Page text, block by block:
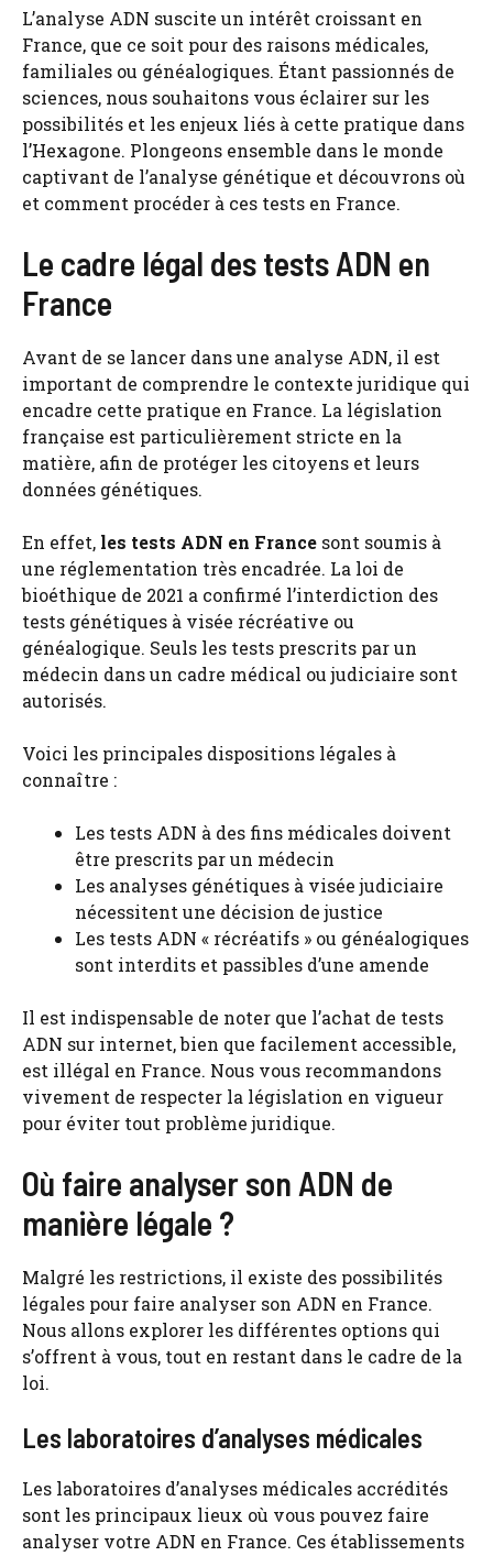
L’analyse ADN suscite un intérêt croissant en
France, que ce soit pour des raisons médicales,
familiales ou généalogiques. Étant passionnés de
sciences, nous souhaitons vous éclairer sur les
possibilités et les enjeux liés à cette pratique dans
l’Hexagone. Plongeons ensemble dans le monde
captivant de l’analyse génétique et découvrons où
et comment procéder à ces tests en France.
Le cadre légal des tests ADN en
France
Avant de se lancer dans une analyse ADN, il est
important de comprendre le contexte juridique qui
encadre cette pratique en France. La législation
française est particulièrement stricte en la
matière, afin de protéger les citoyens et leurs
données génétiques.
En effet, les tests ADN en France sont soumis à
une réglementation très encadrée. La loi de
bioéthique de 2021 a confirmé l’interdiction des
tests génétiques à visée récréative ou
généalogique. Seuls les tests prescrits par un
médecin dans un cadre médical ou judiciaire sont
autorisés.
Voici les principales dispositions légales à
connaître :
Les tests ADN à des fins médicales doivent
être prescrits par un médecin
Les analyses génétiques à visée judiciaire
nécessitent une décision de justice
Les tests ADN « récréatifs » ou généalogiques
sont interdits et passibles d’une amende
Il est indispensable de noter que l’achat de tests
ADN sur internet, bien que facilement accessible,
est illégal en France. Nous vous recommandons
vivement de respecter la législation en vigueur
pour éviter tout problème juridique.
Où faire analyser son ADN de
manière légale ?
Malgré les restrictions, il existe des possibilités
légales pour faire analyser son ADN en France.
Nous allons explorer les différentes options qui
s’offrent à vous, tout en restant dans le cadre de la
loi.
Les laboratoires d’analyses médicales
Les laboratoires d’analyses médicales accrédités
sont les principaux lieux où vous pouvez faire
analyser votre ADN en France. Ces établissements